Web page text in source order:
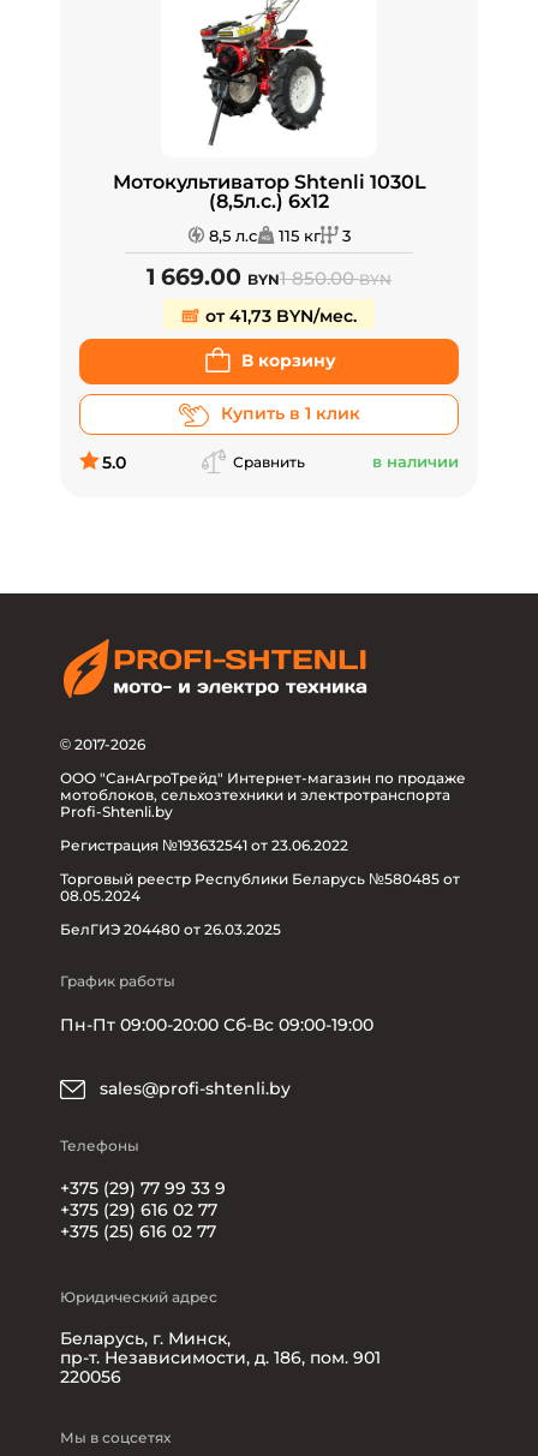
Мотокультиватор Shtenli 1030L
(8,5л.с.) 6х12
8,5 л.с 115 кг 3
1 669.00 BYN1 850.00BYN
от 41,73 BYN/мес.
В корзину
Купить в 1 клик
5.0 Сравнить в наличии
© 2017-2026
ООО "СанАгроТрейд" Интернет-магазин по продаже
мотоблоков, сельхозтехники и электротранспорта
Profi-Shtenli.by
Регистрация №193632541 от 23.06.2022
Торговый реестр Республики Беларусь №580485 от
08.05.2024
БелГИЭ 204480 от 26.03.2025
График работы
Пн-Пт 09:00-20:00 Сб-Вс 09:00-19:00
sales@profi-shtenli.by
Телефоны
+375 (29) 77 99 33 9
+375 (29) 616 02 77
+375 (25) 616 02 77
Юридический адрес
Беларусь, г. Минск,
пр-т. Независимости, д. 186, пом. 901
220056
Мы в соцсетях